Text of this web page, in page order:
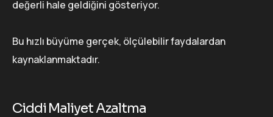
değerli hale geldiğini gösteriyor.
Bu hızlı büyüme gerçek, ölçülebilir faydalardan
kaynaklanmaktadır.
Ciddi Maliyet Azaltma